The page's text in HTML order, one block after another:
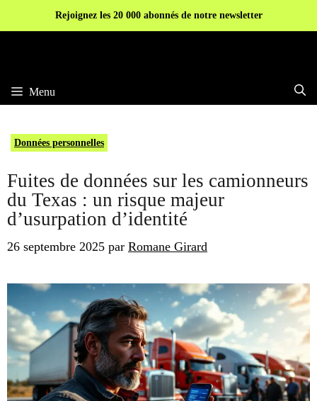
Rejoignez les 20 000 abonnés de notre newsletter
Menu
Données personnelles
Fuites de données sur les camionneurs
du Texas : un risque majeur
d’usurpation d’identité
26 septembre 2025 par Romane Girard